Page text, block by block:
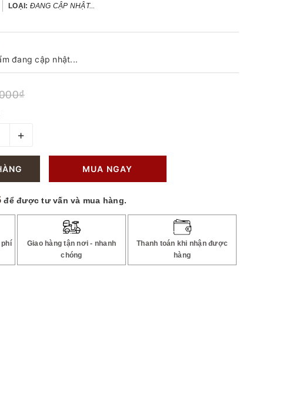
LOẠI: ĐANG CẬP NHẬT...
đang cập nhật...
+
MUA NGAY
để được tư vấn và mua hàng.
phí
Giao hàng tận nơi - nhanh
chóng
Thanh toán khi nhận được
hàng